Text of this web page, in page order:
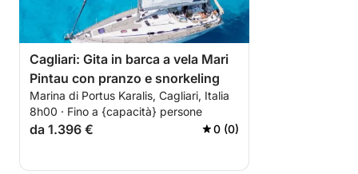
Cagliari: Gita in barca a vela Mari
Pintau con pranzo e snorkeling
Marina di Portus Karalis, Cagliari, Italia
8h00 · Fino a {capacità} persone
da 1.396 € 0 (0)